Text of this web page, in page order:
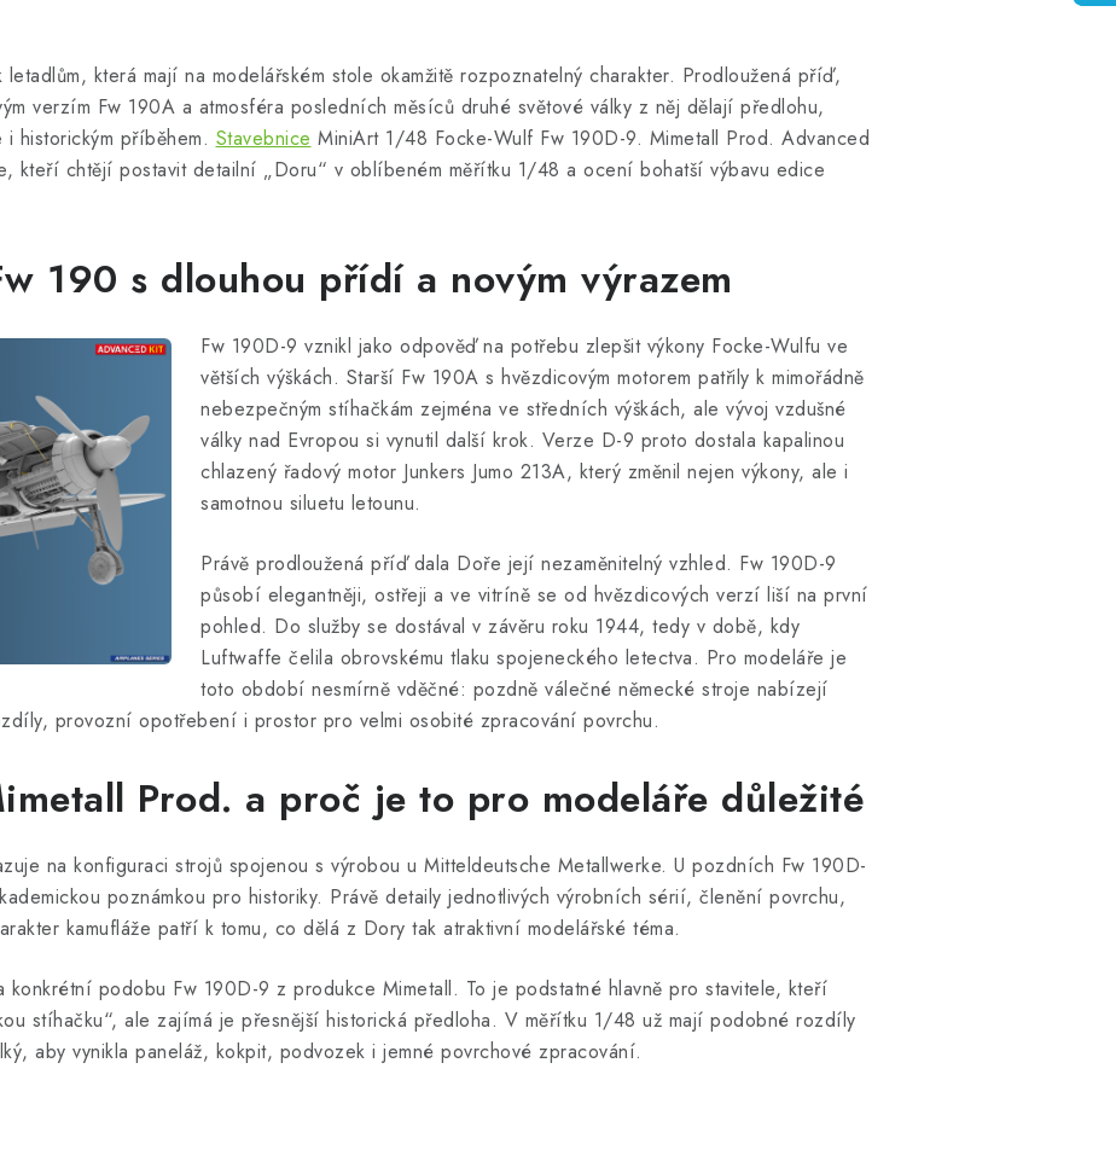
která mají na modelářském stole okamžitě rozpoznatelný charakter. Prodloužená příď,
verzím Fw 190A a atmosféra posledních měsíců druhé světové války z něj dělají předlohu,
historickým příběhem. Stavebnice MiniArt 1/48 Focke-Wulf Fw 190D-9. Mimetall Prod. Advanced
kteří chtějí postavit detailní „Doru“ v oblíbeném měřítku 1/48 a ocení bohatší výbavu edice
190 s dlouhou přídí a novým výrazem
Fw 190D-9 vznikl jako odpověď na potřebu zlepšit výkony Focke-Wulfu ve
větších výškách. Starší Fw 190A s hvězdicovým motorem patřily k mimořádně
nebezpečným stíhačkám zejména ve středních výškách, ale vývoj vzdušné
války nad Evropou si vynutil další krok. Verze D-9 proto dostala kapalinou
chlazený řadový motor Junkers Jumo 213A, který změnil nejen výkony, ale i
samotnou siluetu letounu.
Právě prodloužená příď dala Doře její nezaměnitelný vzhled. Fw 190D-9
působí elegantněji, ostřeji a ve vitríně se od hvězdicových verzí liší na první
pohled. Do služby se dostával v závěru roku 1944, tedy v době, kdy
Luftwaffe čelila obrovskému tlaku spojeneckého letectva. Pro modeláře je
toto období nesmírně vděčné: pozdně válečné německé stroje nabízejí
provozní opotřebení i prostor pro velmi osobité zpracování povrchu.
Prod. a proč je to pro modeláře důležité
na konfiguraci strojů spojenou s výrobou u Mitteldeutsche Metallwerke. U pozdních Fw 190D-
poznámkou pro historiky. Právě detaily jednotlivých výrobních sérií, členění povrchu,
kamufláže patří k tomu, co dělá z Dory tak atraktivní modelářské téma.
podobu Fw 190D-9 z produkce Mimetall. To je podstatné hlavně pro stavitele, kteří
stíhačku“, ale zajímá je přesnější historická předloha. V měřítku 1/48 už mají podobné rozdíly
aby vynikla paneláž, kokpit, podvozek i jemné povrchové zpracování.